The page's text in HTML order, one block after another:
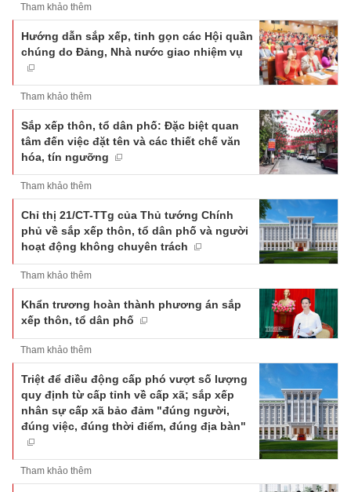
Tham khảo thêm
Hướng dẫn sắp xếp, tinh gọn các Hội quần
chúng do Đảng, Nhà nước giao nhiệm vụ
Tham khảo thêm
Sắp xếp thôn, tổ dân phố: Đặc biệt quan
tâm đến việc đặt tên và các thiết chế văn
hóa, tín ngưỡng
Tham khảo thêm
Chỉ thị 21/CT-TTg của Thủ tướng Chính
phủ về sắp xếp thôn, tổ dân phố và người
hoạt động không chuyên trách
Tham khảo thêm
Khẩn trương hoàn thành phương án sắp
xếp thôn, tổ dân phố
Tham khảo thêm
Triệt để điều động cấp phó vượt số lượng
quy định từ cấp tỉnh về cấp xã; sắp xếp
nhân sự cấp xã bảo đảm "đúng người,
đúng việc, đúng thời điểm, đúng địa bàn"
Tham khảo thêm